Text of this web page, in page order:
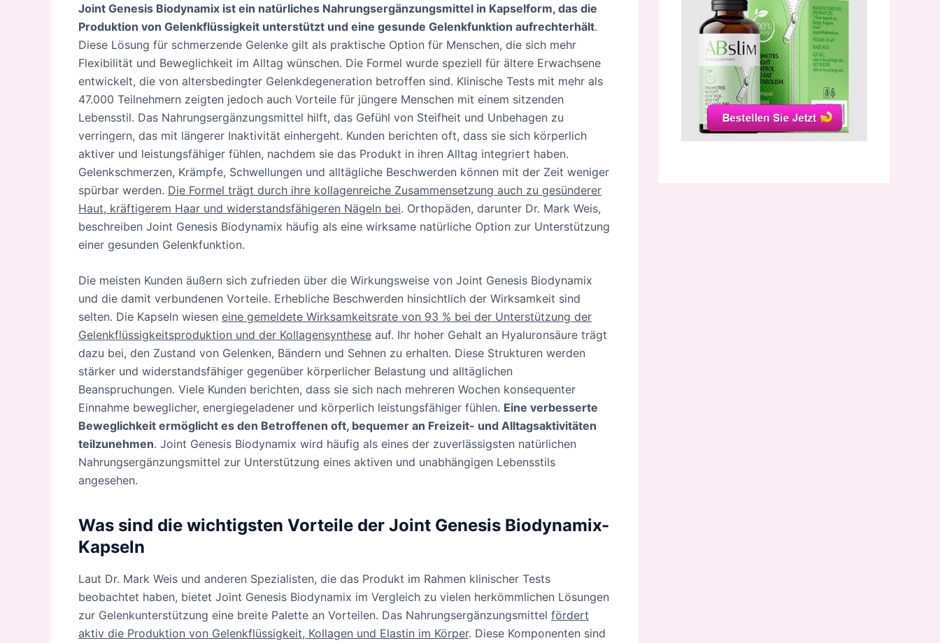
Joint Genesis Biodynamix ist ein natürliches Nahrungsergänzungsmittel in Kapselform, das die
Produktion von Gelenkflüssigkeit unterstützt und eine gesunde Gelenkfunktion aufrechterhält.
Diese Lösung für schmerzende Gelenke gilt als praktische Option für Menschen, die sich mehr
Flexibilität und Beweglichkeit im Alltag wünschen. Die Formel wurde speziell für ältere Erwachsene
entwickelt, die von altersbedingter Gelenkdegeneration betroffen sind. Klinische Tests mit mehr als
47.000 Teilnehmern zeigten jedoch auch Vorteile für jüngere Menschen mit einem sitzenden
Lebensstil. Das Nahrungsergänzungsmittel hilft, das Gefühl von Steifheit und Unbehagen zu
verringern, das mit längerer Inaktivität einhergeht. Kunden berichten oft, dass sie sich körperlich
aktiver und leistungsfähiger fühlen, nachdem sie das Produkt in ihren Alltag integriert haben.
Gelenkschmerzen, Krämpfe, Schwellungen und alltägliche Beschwerden können mit der Zeit weniger
spürbar werden. Die Formel trägt durch ihre kollagenreiche Zusammensetzung auch zu gesünderer
Haut, kräftigerem Haar und widerstandsfähigeren Nägeln bei. Orthopäden, darunter Dr. Mark Weis,
beschreiben Joint Genesis Biodynamix häufig als eine wirksame natürliche Option zur Unterstützung
einer gesunden Gelenkfunktion.
Die meisten Kunden äußern sich zufrieden über die Wirkungsweise von Joint Genesis Biodynamix
und die damit verbundenen Vorteile. Erhebliche Beschwerden hinsichtlich der Wirksamkeit sind
selten. Die Kapseln wiesen eine gemeldete Wirksamkeitsrate von 93 % bei der Unterstützung der
Gelenkflüssigkeitsproduktion und der Kollagensynthese auf. Ihr hoher Gehalt an Hyaluronsäure trägt
dazu bei, den Zustand von Gelenken, Bändern und Sehnen zu erhalten. Diese Strukturen werden
stärker und widerstandsfähiger gegenüber körperlicher Belastung und alltäglichen
Beanspruchungen. Viele Kunden berichten, dass sie sich nach mehreren Wochen konsequenter
Einnahme beweglicher, energiegeladener und körperlich leistungsfähiger fühlen. Eine verbesserte
Beweglichkeit ermöglicht es den Betroffenen oft, bequemer an Freizeit- und Alltagsaktivitäten
teilzunehmen. Joint Genesis Biodynamix wird häufig als eines der zuverlässigsten natürlichen
Nahrungsergänzungsmittel zur Unterstützung eines aktiven und unabhängigen Lebensstils
angesehen.
Was sind die wichtigsten Vorteile der Joint Genesis Biodynamix-
Kapseln
Laut Dr. Mark Weis und anderen Spezialisten, die das Produkt im Rahmen klinischer Tests
beobachtet haben, bietet Joint Genesis Biodynamix im Vergleich zu vielen herkömmlichen Lösungen
zur Gelenkunterstützung eine breite Palette an Vorteilen. Das Nahrungsergänzungsmittel fördert
aktiv die Produktion von Gelenkflüssigkeit, Kollagen und Elastin im Körper. Diese Komponenten sind